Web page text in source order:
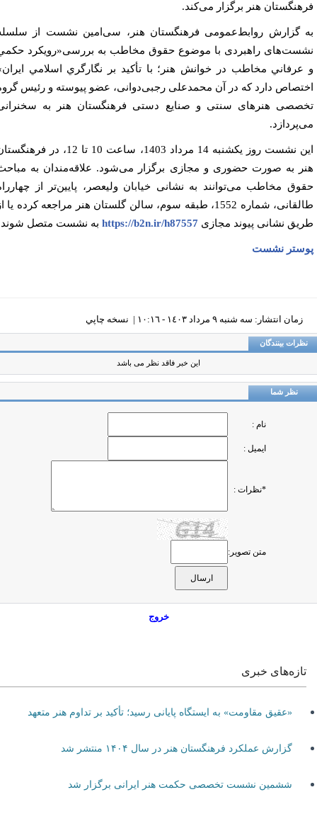
هنر برگزار می‌کند.
گزارش روابط‌عمومی فرهنگستان هنر، سی‌امین نشست از سلسله
راهبردی با موضوع حقوق مخاطب به بررسی«رويكرد حكمي
مخاطب در خوانش هنر؛ با تأكيد بر نگارگري اسلامي ايران»
دارد که در آن محمدعلی رجبی‌دوانی، عضو پیوسته و رئیس گروه
هنرهای سنتی و صنایع دستی فرهنگستان هنر به سخنرانی
این نشست روز یکشنبه 14 مرداد 1403، ساعت 10 تا 12، در فرهنگستان
به صورت حضوری و مجازی برگزار می‌شود. علاقه‌مندان به مباحث
مخاطب می‌توانند به نشانی خیابان ولیعصر، پایین‌تر از چهارراه
طالقانی، شماره 1552، طبقه سوم، سالن گلستان هنر مراجعه کرده یا از
نشانی پیوند مجازی https://b2n.ir/h87557 به نشست متصل شوند.
نشست
زمان انتشار: سه شنبه ٩ مرداد ١٤٠٣ - ١٠:١٦ | نسخه چاپي
بینندگان
این خبر فاقد نظر می باشد
نظر شما
نام :
ایمیل :
*نظرات :
متن تصویر:
خروج
تازه‌های خبری
«عقیق مقاومت» به ایستگاه پایانی رسید؛ تأکید بر تداوم هنر متعهد
گزارش عملکرد فرهنگستان هنر در سال ۱۴۰۴ منتشر شد
ششمین نشست تخصصی حکمت هنر ایرانی برگزار شد